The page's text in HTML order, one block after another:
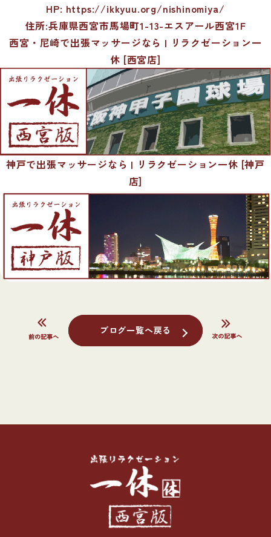
HP: https://ikkyuu.org/nishinomiya/
住所:兵庫県西宮市馬場町1-13-エスアール西宮1F
西宮・尼崎で出張マッサージなら | リラクゼーション一
休 [西宮店]
神戸で出張マッサージなら | リラクゼーション一休 [神戸
店]
ブログ一覧へ戻る